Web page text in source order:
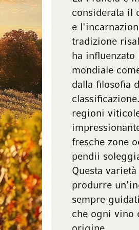
considerata il
e
tradizione
ha
mondiale
dalla filosofia
regioni
fresche zone
pendii
Questa
produrre
sempre
che ogni vino